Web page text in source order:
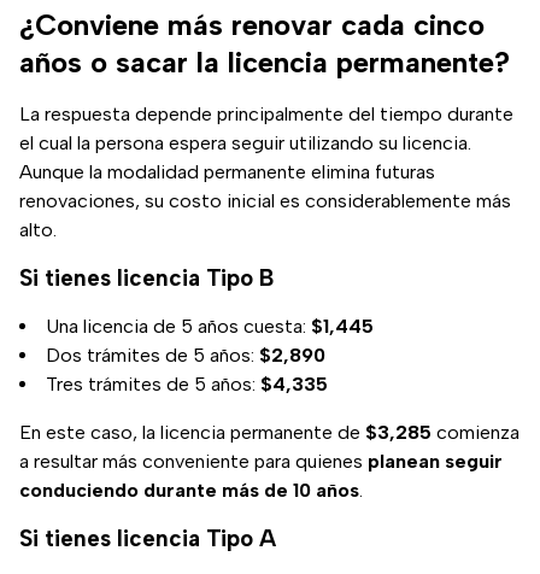
¿Conviene más renovar cada cinco
años o sacar la licencia permanente?
La respuesta depende principalmente del tiempo durante
el cual la persona espera seguir utilizando su licencia.
Aunque la modalidad permanente elimina futuras
renovaciones, su costo inicial es considerablemente más
alto.
Si tienes licencia Tipo B
Una licencia de 5 años cuesta: $1,445
Dos trámites de 5 años: $2,890
Tres trámites de 5 años: $4,335
En este caso, la licencia permanente de $3,285 comienza
a resultar más conveniente para quienes planean seguir
conduciendo durante más de 10 años.
Si tienes licencia Tipo A